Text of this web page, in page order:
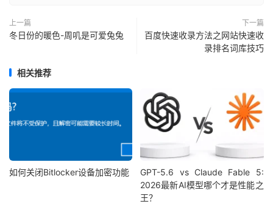
上一篇
冬日份的暖色-周叽是可爱兔兔
下一篇
百度快速收录方法之网站快速收
录排名词库技巧
相关推荐
如何关闭Bitlocker设备加密功能
GPT-5.6 vs Claude Fable 5:
2026最新AI模型哪个才是性能之
王？